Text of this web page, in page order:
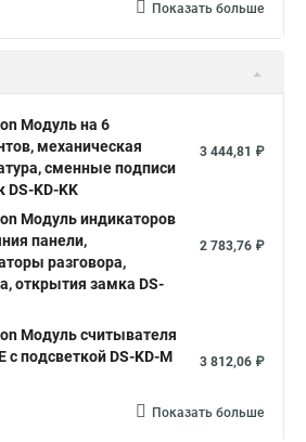
Показать больше
Модуль на 6
механическая
сменные подписи
DS-KD-KK
3 444,81 ₽
Модуль индикаторов
панели,
разговора,
открытия замка DS-
2 783,76 ₽
Модуль считывателя
с подсветкой DS-KD-M
3 812,06 ₽
Показать больше